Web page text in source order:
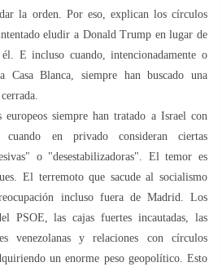
dar la orden. Por eso, explican los círculos
eludir a Donald Trump en lugar de
E incluso cuando, intencionadamente o
Casa Blanca, siempre han buscado una
europeos siempre han tratado a Israel con
cuando en privado consideran ciertas
o "desestabilizadoras". El temor es
El terremoto que sacude al socialismo
incluso fuera de Madrid. Los
PSOE, las cajas fuertes incautadas, las
venezolanas y relaciones con círculos
un enorme peso geopolítico. Esto